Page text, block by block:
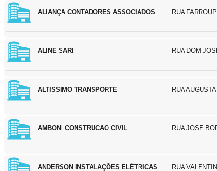
ALIANÇA CONTADORES ASSOCIADOS RUA
ALINE SARI RUA DOM
ALTISSIMO TRANSPORTE RUA
AMBONI CONSTRUCAO CIVIL RUA JOSE
ANDERSON INSTALAÇÕES ELÉTRICAS RUA